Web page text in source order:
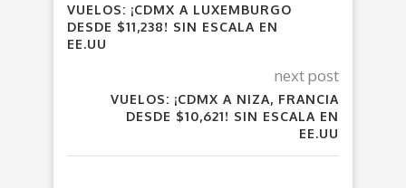
VUELOS: ¡CDMX A LUXEMBURGO
DESDE $11,238! SIN ESCALA EN
EE.UU
next post
VUELOS: ¡CDMX A NIZA, FRANCIA
DESDE $10,621! SIN ESCALA EN
EE.UU